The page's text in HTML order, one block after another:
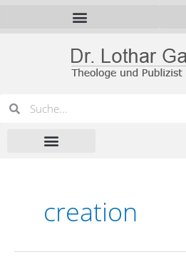
Suche Suche
creation